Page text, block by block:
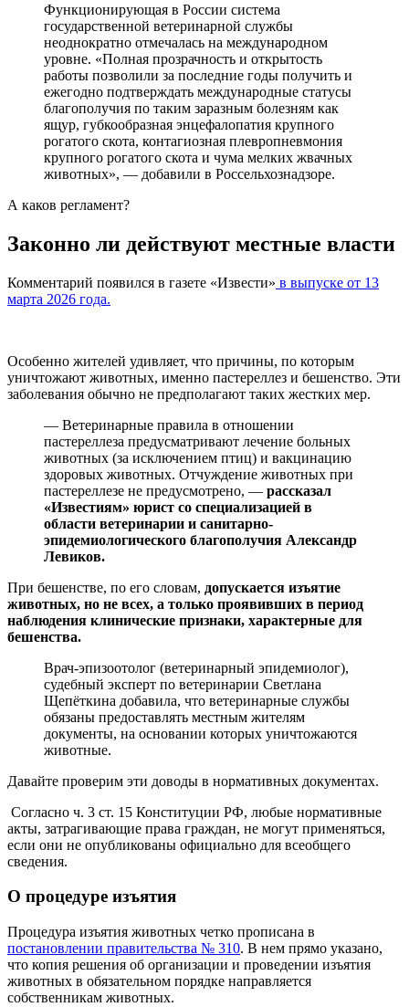
Функционирующая в России система
государственной ветеринарной службы
неоднократно отмечалась на международном
уровне. «Полная прозрачность и открытость
работы позволили за последние годы получить и
ежегодно подтверждать международные статусы
благополучия по таким заразным болезням как
ящур, губкообразная энцефалопатия крупного
рогатого скота, контагиозная плевропневмония
крупного рогатого скота и чума мелких жвачных
животных», — добавили в Россельхознадзоре.
А каков регламент?
Законно ли действуют местные власти
Комментарий появился в газете «Извести» в выпуске от 13
марта 2026 года.
Особенно жителей удивляет, что причины, по которым
уничтожают животных, именно пастереллез и бешенство. Эти
заболевания обычно не предполагают таких жестких мер.
— Ветеринарные правила в отношении
пастереллеза предусматривают лечение больных
животных (за исключением птиц) и вакцинацию
здоровых животных. Отчуждение животных при
пастереллезе не предусмотрено, — рассказал
«Известиям» юрист со специализацией в
области ветеринарии и санитарно-
эпидемиологического благополучия Александр
Левиков.
При бешенстве, по его словам, допускается изъятие
животных, но не всех, а только проявивших в период
наблюдения клинические признаки, характерные для
бешенства.
Врач-эпизоотолог (ветеринарный эпидемиолог),
судебный эксперт по ветеринарии Светлана
Щепёткина добавила, что ветеринарные службы
обязаны предоставлять местным жителям
документы, на основании которых уничтожаются
животные.
Давайте проверим эти доводы в нормативных документах.
Согласно ч. 3 ст. 15 Конституции РФ, любые нормативные
акты, затрагивающие права граждан, не могут применяться,
если они не опубликованы официально для всеобщего
сведения.
О процедуре изъятия
Процедура изъятия животных четко прописана в
постановлении правительства № 310. В нем прямо указано,
что копия решения об организации и проведении изъятия
животных в обязательном порядке направляется
собственникам животных.